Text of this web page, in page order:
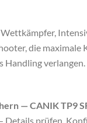
die maximale
verlangen.
— CANIK TP9
Details prüfen,